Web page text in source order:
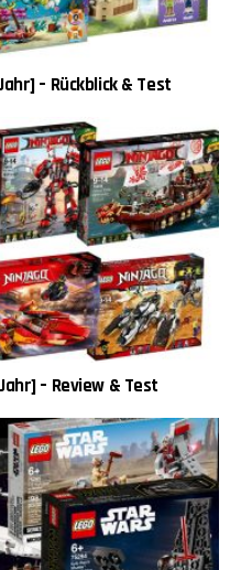
– Rückblick & Test
– Review & Test